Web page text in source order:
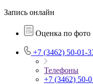
Запись онлайн
Оценка по фото
+7 (3462) 50-01-
Телефоны
+7 (3462) 50-